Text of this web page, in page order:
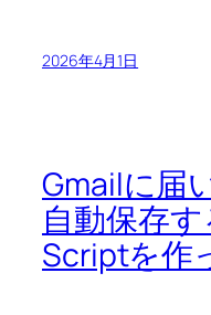
2026年4月1日
Gmailに届
自動保存
Scriptを作